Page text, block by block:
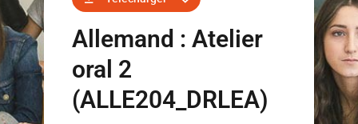
Allemand : Atelier
oral 2
(ALLE204_DRLEA)